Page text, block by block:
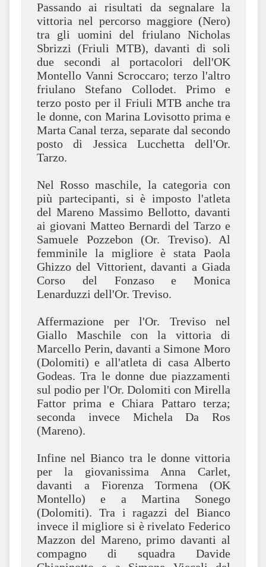
Passando ai risultati da segnalare la
vittoria nel percorso maggiore (Nero)
tra gli uomini del friulano Nicholas
Sbrizzi (Friuli MTB), davanti di soli
due secondi al portacolori dell'OK
Montello Vanni Scroccaro; terzo l'altro
friulano Stefano Collodet. Primo e
terzo posto per il Friuli MTB anche tra
le donne, con Marina Lovisotto prima e
Marta Canal terza, separate dal secondo
posto di Jessica Lucchetta dell'Or.
Tarzo.
Nel Rosso maschile, la categoria con
più partecipanti, si è imposto l'atleta
del Mareno Massimo Bellotto, davanti
ai giovani Matteo Bernardi del Tarzo e
Samuele Pozzebon (Or. Treviso). Al
femminile la migliore è stata Paola
Ghizzo del Vittorient, davanti a Giada
Corso del Fonzaso e Monica
Lenarduzzi dell'Or. Treviso.
Affermazione per l'Or. Treviso nel
Giallo Maschile con la vittoria di
Marcello Perin, davanti a Simone Moro
(Dolomiti) e all'atleta di casa Alberto
Godeas. Tra le donne due piazzamenti
sul podio per l'Or. Dolomiti con Mirella
Fattor prima e Chiara Pattaro terza;
seconda invece Michela Da Ros
(Mareno).
Infine nel Bianco tra le donne vittoria
per la giovanissima Anna Carlet,
davanti a Fiorenza Tormena (OK
Montello) e a Martina Sonego
(Dolomiti). Tra i ragazzi del Bianco
invece il migliore si è rivelato Federico
Mazzon del Mareno, primo davanti al
compagno di squadra Davide